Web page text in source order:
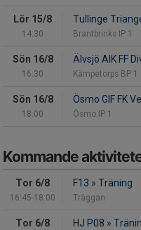
Lör 15/8
14:30
Tullinge
Brantbrinks IP 1
Sön 16/8
16:30
Älvsjö AIK FF
Kämpetorps BP 1
Sön 16/8
18:00
Ösmo GIF FK
Ösmo IP 1
Kommande
Tor 6/8
16:45-18:00
F13 » Träning
Träggan
Tor 6/8 HJ P08 »